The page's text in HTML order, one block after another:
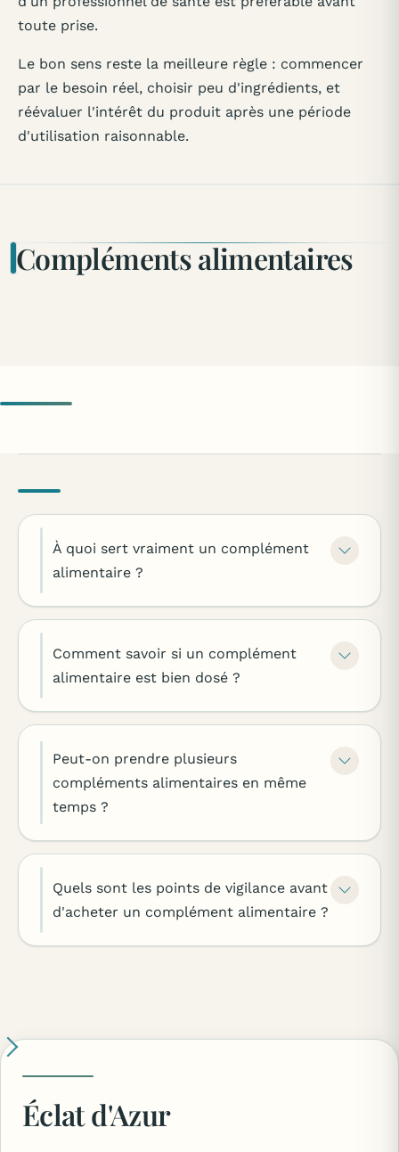
toute prise.
Le bon sens reste la meilleure règle : commencer
par le besoin réel, choisir peu d'ingrédients, et
réévaluer l'intérêt du produit après une période
d'utilisation raisonnable.
Compléments alimentaires
À quoi sert vraiment un complément
alimentaire ?
Comment savoir si un complément
alimentaire est bien dosé ?
Peut-on prendre plusieurs
compléments alimentaires en même
temps ?
Quels sont les points de vigilance avant
d'acheter un complément alimentaire ?
Éclat d'Azur